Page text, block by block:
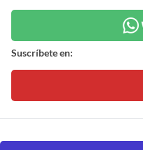
Suscríbete en: